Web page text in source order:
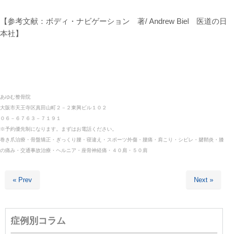
【参考文献：ボディ・ナビゲーション 著/ Andrew Biel 医道の日
本社】
あゆむ整骨院
大阪市天王寺区真田山町２－２東興ビル１０２
０６－６７６３－７１９１
※予約優先制になります。まずはお電話ください。
巻き爪治療・骨盤矯正・ぎっくり腰・寝違え・スポーツ外傷・ 腰痛・肩こり・シビレ・腱鞘炎・膝
の痛み・交通事故治療・ヘルニア・座骨神経痛・４０肩・５０肩
« Prev Next »
症例別コラム